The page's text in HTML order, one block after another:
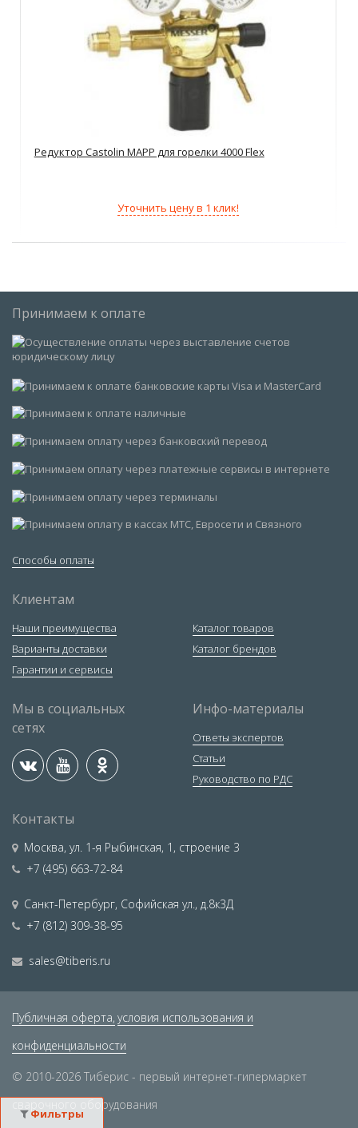
Редуктор Castolin MAPP для горелки 4000 Flex
Уточнить цену в 1 клик!
Фильтры
Принимаем к оплате
Способы оплаты
Клиентам
Наши преимущества
Варианты доставки
Гарантии и сервисы
Каталог товаров
Каталог брендов
Мы в социальных
сетях
Инфо-материалы
Ответы экспертов
Статьи
Руководство по РДС
Контакты
Москва, ул. 1-я Рыбинская, 1, строение 3
+7 (495) 663-72-84
Санкт-Петербург, Софийская ул., д.8к3Д
+7 (812) 309-38-95
sales@tiberis.ru
Публичная оферта, условия использования и
конфиденциальности
© 2010-2026 Тиберис - первый интернет-гипермаркет
сварочного оборудования